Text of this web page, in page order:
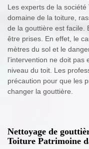
Les experts de la
domaine de la toiture,
de la gouttière est facile.
être prises. En effet, le
mètres du sol et le
l’intervention ne doit
niveau du toit. Les
précaution pour que les
changer la gouttière.
Nettoyage de
Toiture Patrimoine